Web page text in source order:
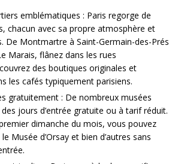
emblématiques : Paris regorge de
chacun avec sa propre atmosphère et
De Montmartre à Saint-Germain-des-Prés
Marais, flânez dans les rues
des boutiques originales et
les cafés typiquement parisiens.
gratuitement : De nombreux musées
jours d’entrée gratuite ou à tarif réduit.
dimanche du mois, vous pouvez
Musée d’Orsay et bien d’autres sans